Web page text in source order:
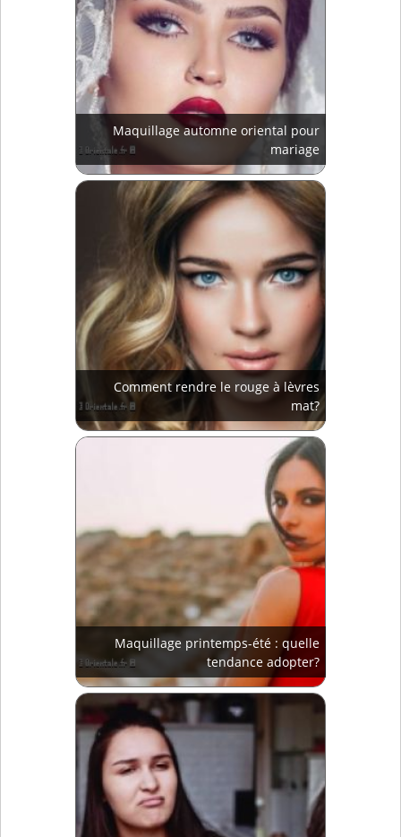
Maquillage automne oriental pour
mariage
Comment rendre le rouge à lèvres
mat?
Maquillage printemps-été : quelle
tendance adopter?